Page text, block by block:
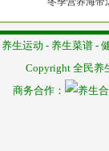
养生运动 - 养生菜谱 -
Copyright 全民养
商务合作：